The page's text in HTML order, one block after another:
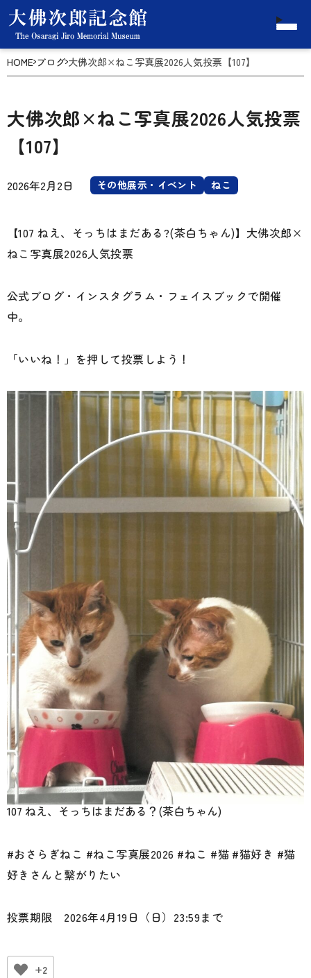
HOME ブログ 大佛次郎×ねこ写真展2026人気投票【107】
大佛次郎×ねこ写真展2026人気投票
【107】
2026年2月2日 その他展示・イベント ねこ
【107 ねえ、そっちはまだある?(茶白ちゃん)】大佛次郎×
ねこ写真展2026人気投票
公式ブログ・インスタグラム・フェイスブックで開催
中。
「いいね！」を押して投票しよう！
107 ねえ、そっちはまだある？(茶白ちゃん)
#おさらぎねこ #ねこ写真展2026 #ねこ #猫 #猫好き #猫
好きさんと繋がりたい
投票期限 2026年4月19日（日）23:59まで
+2